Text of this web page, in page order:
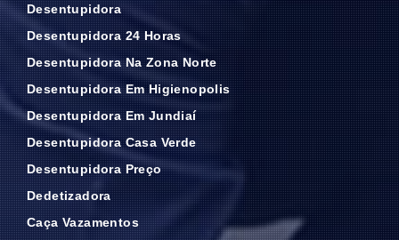
Desentupidora
Desentupidora 24 Horas
Desentupidora Na Zona Norte
Desentupidora Em Higienopolis
Desentupidora Em Jundiaí
Desentupidora Casa Verde
Desentupidora Preço
Dedetizadora
Caça Vazamentos